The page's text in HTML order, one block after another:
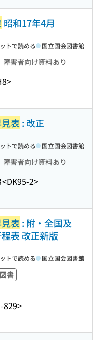
昭和17年4月
障害者向け資料あり
トで読める 国立国会図書館
表 : 改正
障害者向け資料あり
<DK95-2>
トで読める 国立国会図書館
表 : 附・全国及
表 改正新版
図書
829>
トで読める 国立国会図書館